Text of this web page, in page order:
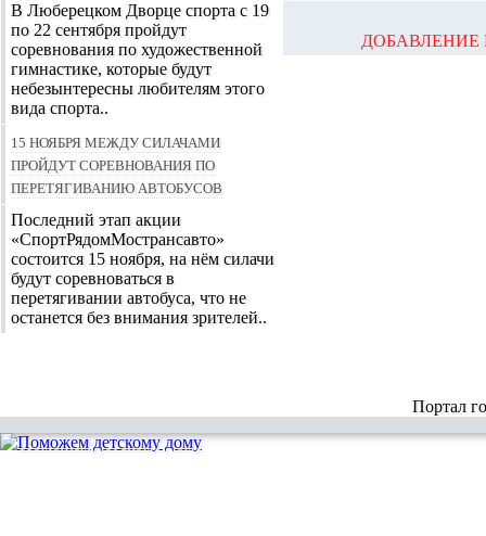
ДОБАВЛЕНИЕ
В Люберецком Дворце спорта с 19
по 22 сентября пройдут
соревнования по художественной
гимнастике, которые будут
небезынтересны любителям этого
вида спорта..
15 ноября между силачами
пройдут соревнования по
перетягиванию автобусов
Последний этап акции
«СпортРядомМострансавто»
состоится 15 ноября, на нём силачи
будут соревноваться в
перетягивании автобуса, что не
останется без внимания зрителей..
Портал